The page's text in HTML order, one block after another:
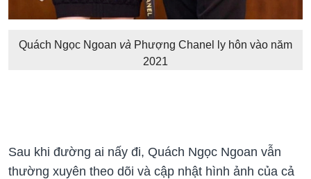
Quách Ngọc Ngoan và Phượng Chanel ly hôn vào năm
2021
Sau khi đường ai nấy đi, Quách Ngọc Ngoan vẫn
thường xuyên theo dõi và cập nhật hình ảnh của cả